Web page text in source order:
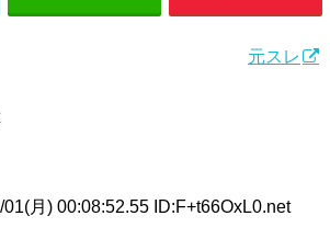
元スレ
01(月) 00:08:52.55 ID:F+t66OxL0.net